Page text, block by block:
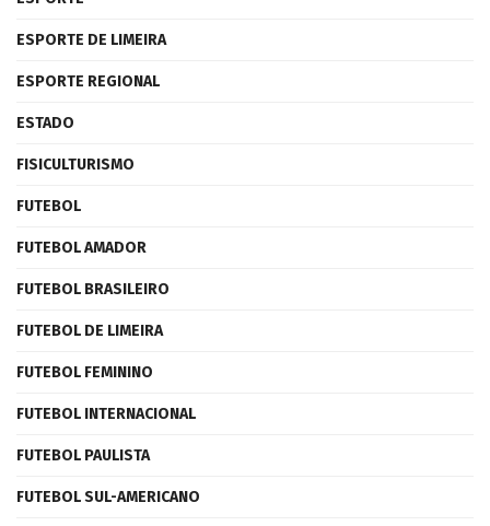
ESPORTE DE LIMEIRA
ESPORTE REGIONAL
ESTADO
FISICULTURISMO
FUTEBOL
FUTEBOL AMADOR
FUTEBOL BRASILEIRO
FUTEBOL DE LIMEIRA
FUTEBOL FEMININO
FUTEBOL INTERNACIONAL
FUTEBOL PAULISTA
FUTEBOL SUL-AMERICANO